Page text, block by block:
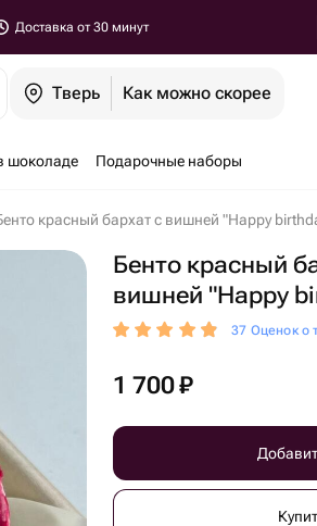
Доставка от 30 минут
Тверь Как можно скорее
шоколаде Подарочные наборы
красный бархат с вишней "Happy
Бенто красный
вишней "Happy
37 Оценок о
1 700₽